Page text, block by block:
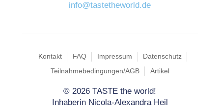
info@tastetheworld.de
Kontakt FAQ Impressum
Datenschutz
Teilnahmebedingungen/AGB
Artikel
©2026 TASTE the world!
Inhaberin Nicola-Alexandra Heil